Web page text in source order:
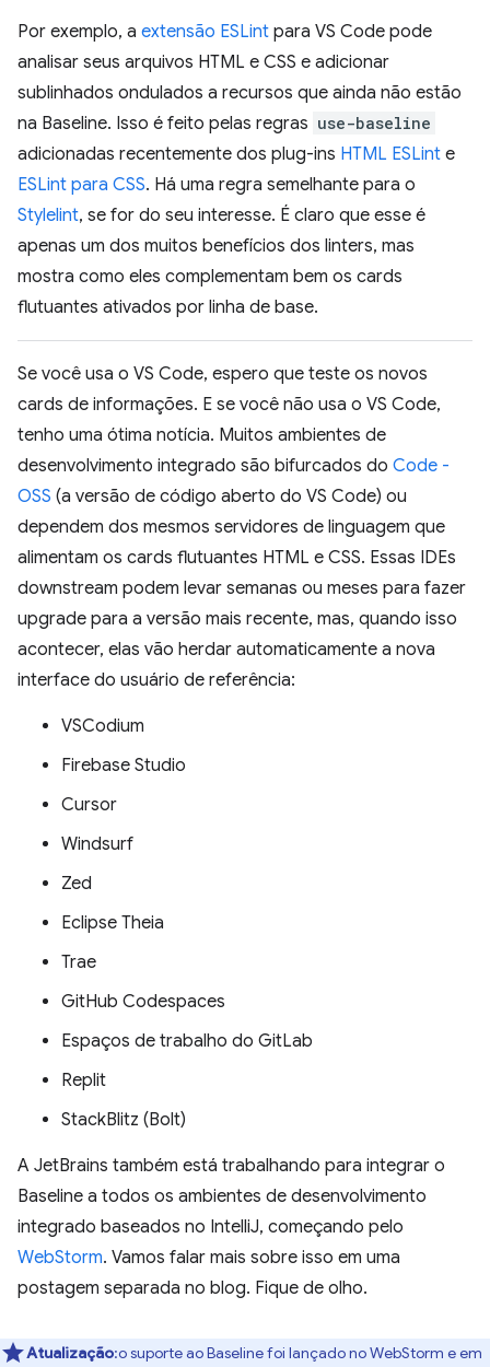
Por exemplo, a extensão ESLint para VS Code pode
analisar seus arquivos HTML e CSS e adicionar
sublinhados ondulados a recursos que ainda não estão
na Baseline. Isso é feito pelas regras use-baseline
adicionadas recentemente dos plug-ins HTML ESLint e
ESLint para CSS. Há uma regra semelhante para o
Stylelint, se for do seu interesse. É claro que esse é
apenas um dos muitos benefícios dos linters, mas
mostra como eles complementam bem os cards
flutuantes ativados por linha de base.
Se você usa o VS Code, espero que teste os novos
cards de informações. E se você não usa o VS Code,
tenho uma ótima notícia. Muitos ambientes de
desenvolvimento integrado são bifurcados do Code -
OSS (a versão de código aberto do VS Code) ou
dependem dos mesmos servidores de linguagem que
alimentam os cards flutuantes HTML e CSS. Essas IDEs
downstream podem levar semanas ou meses para fazer
upgrade para a versão mais recente, mas, quando isso
acontecer, elas vão herdar automaticamente a nova
interface do usuário de referência:
VSCodium
Firebase Studio
Cursor
Windsurf
Zed
Eclipse Theia
Trae
GitHub Codespaces
Espaços de trabalho do GitLab
Replit
StackBlitz (Bolt)
A JetBrains também está trabalhando para integrar o
Baseline a todos os ambientes de desenvolvimento
integrado baseados no IntelliJ, começando pelo
WebStorm. Vamos falar mais sobre isso em uma
postagem separada no blog. Fique de olho.
Atualização:o suporte ao Baseline foi lançado no WebStorm e em